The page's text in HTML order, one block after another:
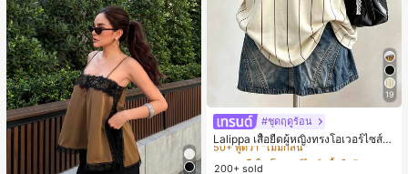
19
#ชุดฤดูร้อน
Lalippa เสื้อยืดผู้หญิงทรงโอเวอร์ไซส์ค
วามยาวกลาง คอกลม ไหล่ตก ลายพิมพ์
ตัวอักษรและลายทางแนวตั้ง สไตล์แฟชั่
#1 ขายดี
50+ พูดว่า "ไม่มีกลิ่น"
#1 ขายดี
50+ พูดว่า "ไม่มีกลิ่น"
#1 ขายดี
50+ พูดว่า "ไม่มีกลิ่น"
200+ sold